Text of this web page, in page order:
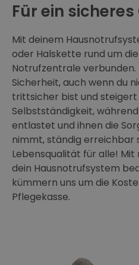
Für ein
Mit deinem
oder Halskette rund um
Notrufzentrale
Sicherheit, auch wenn du
trittsicher bist und steigert
Selbstständigkeit,
entlastet und ihnen die
nimmt, ständig erreichbar
Lebensqualität für alle! Mit
dein Hausnotrufsystem
kümmern uns um die
Pflegekasse.